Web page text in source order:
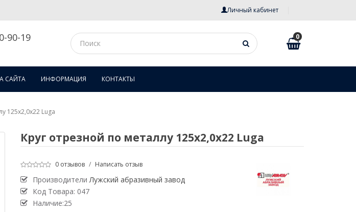
Личный кабинет
90-19 0
САЙТА ИНФОРМАЦИЯ КОНТАКТЫ
125х2,0х22 Luga
Круг отрезной по металлу 125х2,0х22 Luga
0 отзывов / Написать отзыв
ПроизводителиЛужский абразивный завод
Код Товара: 047
Наличие:25